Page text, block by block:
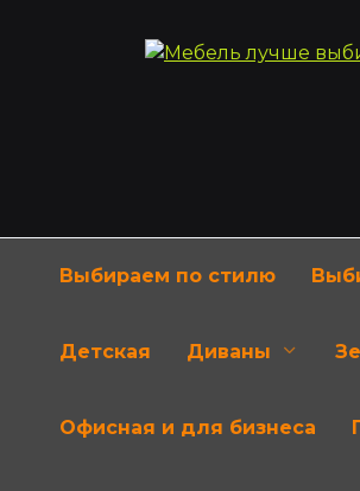
Выбираем по стилю
Детская Диваны
Офисная и для бизнеса